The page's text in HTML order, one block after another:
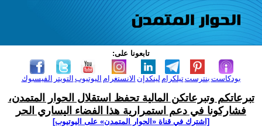
تابعونا على:
الفيسبوك التويتر اليوتيوب الانستغرام لينكدإن تيلكرامبنترست بودكاست
تبرعاتكم وتبرعاتكن المالية تحفظ استقلال الحوار المتمدن،
فشاركونا في دعم استمرارية هذا الفضاء اليساري الحر
[اشترك في قناة ‫«الحوار المتمدن» على اليوتيوب]